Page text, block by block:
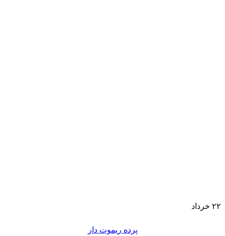
۲۲ خرداد
پرده ریموت دار